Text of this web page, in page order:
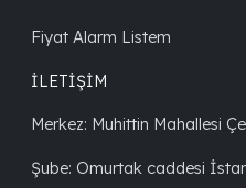
Fiyat Alarm Listem
İLETİŞİM
Merkez: Muhittin Mahallesi
Şube: Omurtak caddesi